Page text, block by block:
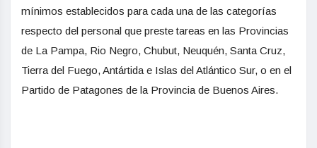
mínimos establecidos para cada una de las categorías
respecto del personal que preste tareas en las Provincias
de La Pampa, Rio Negro, Chubut, Neuquén, Santa Cruz,
Tierra del Fuego, Antártida e Islas del Atlántico Sur, o en el
Partido de Patagones de la Provincia de Buenos Aires.